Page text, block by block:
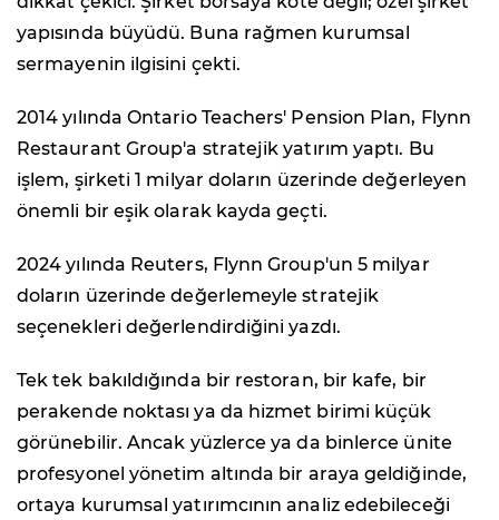
yapısında büyüdü. Buna rağmen kurumsal
sermayenin ilgisini çekti.
2014 yılında Ontario Teachers' Pension Plan, Flynn
Restaurant Group'a stratejik yatırım yaptı. Bu
işlem, şirketi 1 milyar doların üzerinde değerleyen
önemli bir eşik olarak kayda geçti.
2024 yılında Reuters, Flynn Group'un 5 milyar
doların üzerinde değerlemeyle stratejik
seçenekleri değerlendirdiğini yazdı.
Tek tek bakıldığında bir restoran, bir kafe, bir
perakende noktası ya da hizmet birimi küçük
görünebilir. Ancak yüzlerce ya da binlerce ünite
profesyonel yönetim altında bir araya geldiğinde,
ortaya kurumsal yatırımcının analiz edebileceği